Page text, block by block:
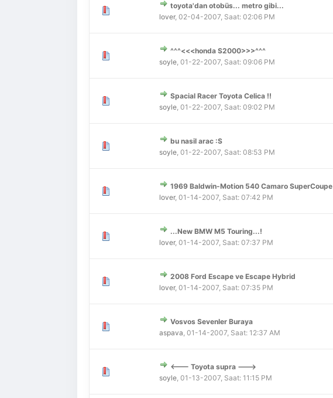
toyota'dan otobüs... metro gibi...
lover, 02-04-2007, Saat: 02:06 PM
Derecelendirme: 0/5 - 0 oy
123 45
^^^<<<honda S2000>>>^^^
soyle, 01-22-2007, Saat: 09:06 PM
Derecelendirme: 0/5 - 0 oy
1234 5
Spacial Racer Toyota Celica !!
soyle, 01-22-2007, Saat: 09:02 PM
Derecelendirme: 0/5 - 0 oy
1 2345
bu nasil arac :S
soyle, 01-22-2007, Saat: 08:53 PM
Derecelendirme: 0/5 - 0 oy
1969 Baldwin-Motion 540 Camaro SuperCoupe
lover, 01-14-2007, Saat: 07:42 PM
Derecelendirme: 0/5 - 0 oy
1234 5
...New BMW M5 Touring...!
lover, 01-14-2007, Saat: 07:37 PM
Derecelendirme: 0/5 - 0 oy
1 2345
2008 Ford Escape ve Escape Hybrid
lover, 01-14-2007, Saat: 07:35 PM
Derecelendirme: 0/5 - 0 oy
12 345
Vosvos Sevenler Buraya
aspava, 01-14-2007, Saat: 12:37 AM
Derecelendirme: 0/5 - 0 oy
12345
<--- Toyota supra --->
soyle, 01-13-2007, Saat: 11:15 PM
Derecelendirme: 0/5 - 0 oy
12